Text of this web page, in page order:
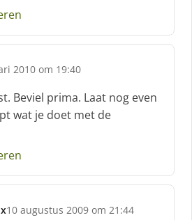
2010 om 19:40
Beviel prima. Laat nog even
wat je doet met de
10 augustus 2009 om 21:44